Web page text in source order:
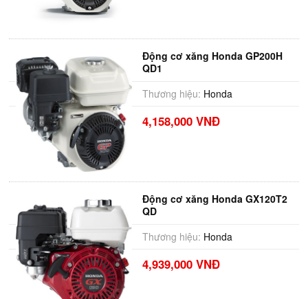
Động cơ xăng Honda GP200H
QD1
Thương hiệu: Honda
4,158,000 VNĐ
Động cơ xăng Honda GX120T2
QD
Thương hiệu: Honda
4,939,000 VNĐ